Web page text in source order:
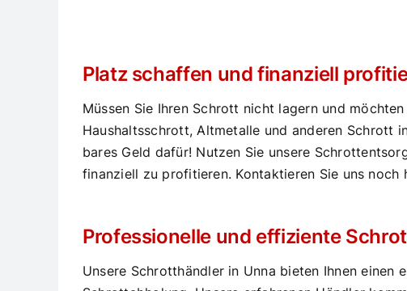
Platz schaffen und finanziell
Müssen Sie Ihren Schrott nicht lagern und
Haushaltsschrott, Altmetalle und anderen Schrott
bares Geld dafür! Nutzen Sie unsere
finanziell zu profitieren. Kontaktieren Sie uns noch
Professionelle und effiziente
Unsere Schrotthändler in Unna bieten Ihnen